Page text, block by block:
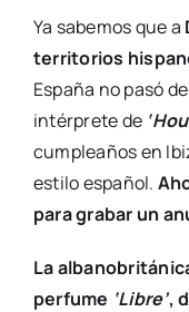
Ya sabemos que a
territorios
España no pasó
intérprete de
cumpleaños en
estilo español.
para grabar un
La
perfume ‘Libre’,